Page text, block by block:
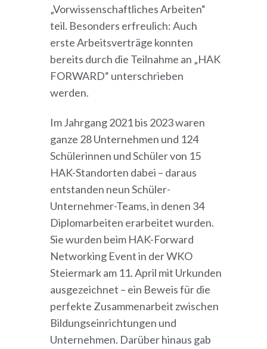
„Vorwissenschaftliches Arbeiten“
teil. Besonders erfreulich: Auch
erste Arbeitsverträge konnten
bereits durch die Teilnahme an „HAK
FORWARD“ unterschrieben
werden.
Im Jahrgang 2021 bis 2023 waren
ganze 28 Unternehmen und 124
Schülerinnen und Schüler von 15
HAK-Standorten dabei – daraus
entstanden neun Schüler-
Unternehmer-Teams, in denen 34
Diplomarbeiten erarbeitet wurden.
Sie wurden beim HAK-Forward
Networking Event in der WKO
Steiermark am 11. April mit Urkunden
ausgezeichnet – ein Beweis für die
perfekte Zusammenarbeit zwischen
Bildungseinrichtungen und
Unternehmen. Darüber hinaus gab